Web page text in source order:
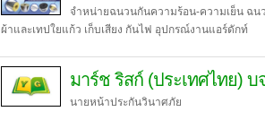
จำหน่ายฉนวนกันความร้อน-ความเย็น ฉน
ผ้าและเทปใยแก้ว เก็บเสียง กันไฟ อุปกรณ์งานแอร์ดักท์
มาร์ช ริสก์ (ประเทศไทย) บ
นายหน้าประกันวินาศภัย